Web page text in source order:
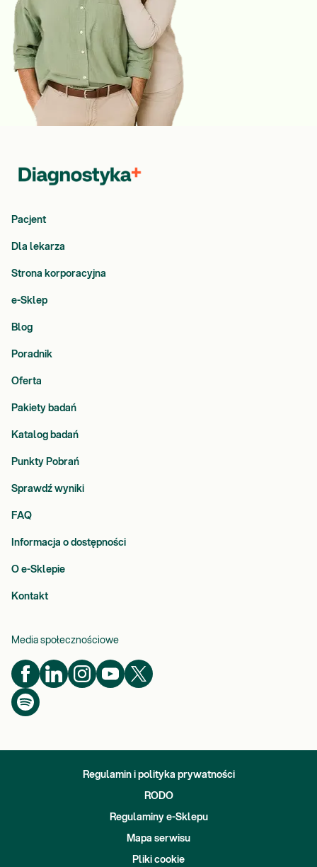
Pacjent
Dla lekarza
Strona korporacyjna
e-Sklep
Blog
Poradnik
Oferta
Pakiety badań
Katalog badań
Punkty Pobrań
Sprawdź wyniki
FAQ
Informacja o dostępności
O e-Sklepie
Kontakt
Media społecznościowe
Regulamin i polityka prywatności
RODO
Regulaminy e-Sklepu
Mapa serwisu
Pliki cookie